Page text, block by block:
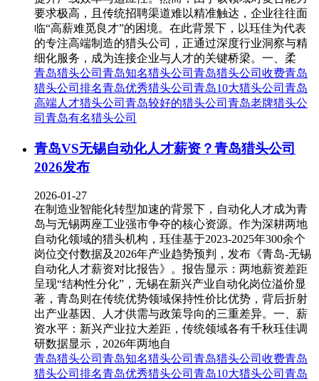
要求极高，且传统招聘渠道难以精准触达，企业往往面
临“高薪难觅良才”的困境。在此背景下，以珏佳为代表
的专注高端制造的猎头公司，正通过深度行业洞察与精
细化服务，成为连接企业与人才的关键桥梁。一、柔
青岛猎头公司 青岛知名猎头公司 青岛猎头公司收费青岛
猎头公司排名青岛优秀猎头公司 青岛10大猎头公司 青岛
高端人才猎头公司 青岛较好的猎头公司 青岛老牌猎头公
司 青岛有名猎头公司
青岛VS无锡自动化人才薪资？青岛猎头公司
2026发布
2026-01-27
在制造业智能化转型加速的背景下，自动化人才成为青
岛与无锡两座工业强市争夺的核心资源。作为深耕两地
自动化领域的猎头机构，珏佳基于2023-2025年300余个
岗位交付数据及2026年产业趋势预判，发布《青岛-无锡
自动化人才薪资对比报告》。报告显示：两地薪资差距
呈现“结构性分化”，无锡在新兴产业自动化岗位溢价显
著，青岛则在传统优势领域保持性价比优势，背后折射
出产业基因、人才供需与政策导向的三重差异。一、薪
资水平：新兴产业拉大差距，传统领域各有千秋珏佳调
研数据显示，2026年两地自
青岛猎头公司 青岛知名猎头公司 青岛猎头公司收费青岛
猎头公司排名青岛优秀猎头公司 青岛10大猎头公司 青岛